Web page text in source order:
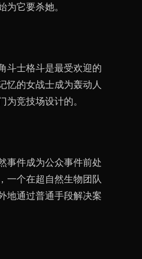
它要杀她。
斗士格斗是最受欢迎的
忆的女战士成为轰动人
竞技场设计的。
事件成为公众事件前处
一个在超自然生物团队
地通过普通手段解决案